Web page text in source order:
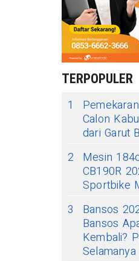
TERPOPULER
1
Calon
dari Garut
2
Mesin
CB190R
Sportbike
3
Bansos
Bansos
Kembali?
Selamanya